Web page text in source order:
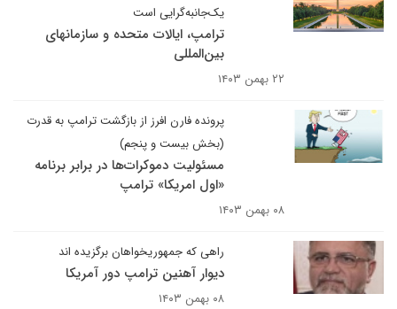
یک‌جانبه‌گرایی است
ترامپ، ایالات متحده و سازمان‎های
بین‌‎المللی
۲۲ بهمن ۱۴۰۳
پرونده فارن افرز از بازگشت ترامپ به قدرت
(بخش بیست و پنجم)
مسئولیت دموکرات‌ها در برابر برنامه
«اول امریکا» ترامپ
۰۸ بهمن ۱۴۰۳
راهی که جمهوریخواهان برگزیده اند
دیوار آهنین ترامپ دور آمریکا
۰۸ بهمن ۱۴۰۳